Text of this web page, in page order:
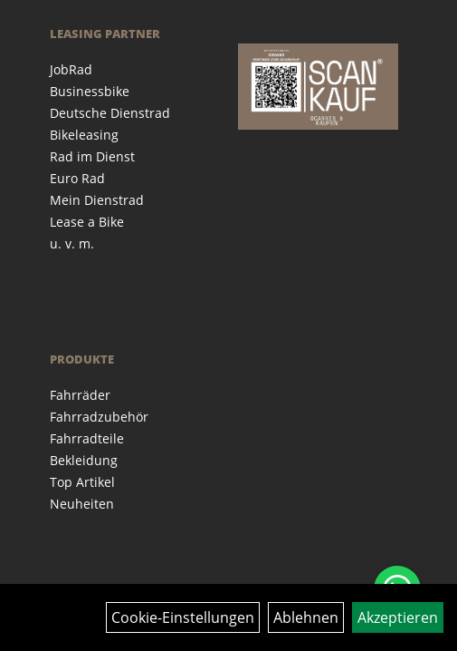
LEASING PARTNER
JobRad
Businessbike
Deutsche Dienstrad
Bikeleasing
Rad im Dienst
Euro Rad
Mein Dienstrad
Lease a Bike
u. v. m.
PRODUKTE
Fahrräder
Fahrradzubehör
Fahrradteile
Bekleidung
Top Artikel
Neuheiten
Cookie-Einstellungen Ablehnen Akzeptieren